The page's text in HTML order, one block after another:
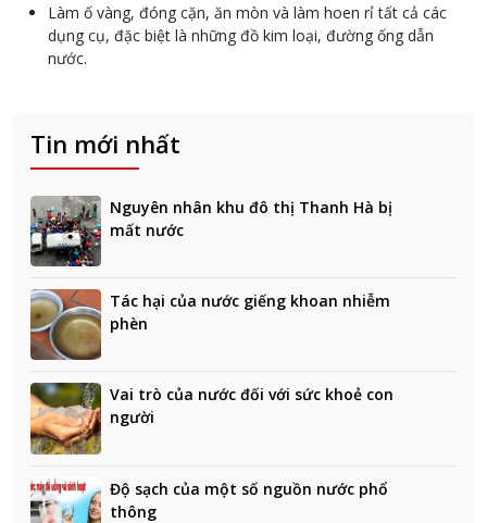
Làm ố vàng, đóng cặn, ăn mòn và làm hoen rỉ tất cả các
dụng cụ, đặc biệt là những đồ kim loại, đường ống dẫn
nước.
Tin mới nhất
Nguyên nhân khu đô thị Thanh Hà bị
mất nước
Tác hại của nước giếng khoan nhiễm
phèn
Vai trò của nước đối với sức khoẻ con
người
Độ sạch của một số nguồn nước phổ
thông